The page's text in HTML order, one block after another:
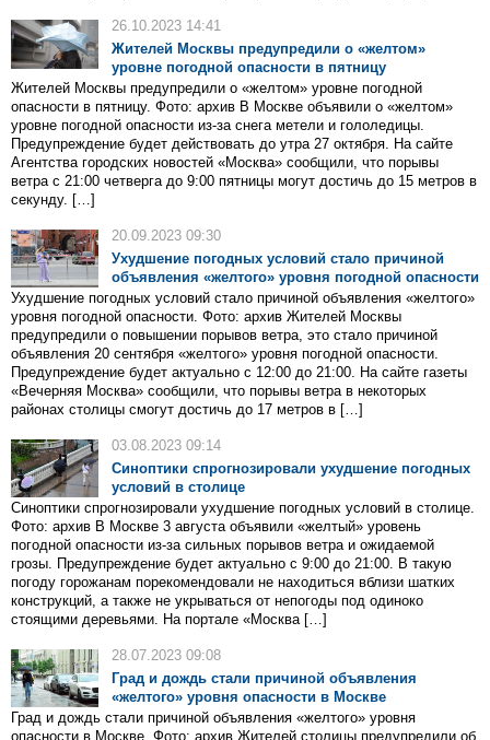
26.10.2023 14:41
Жителей Москвы предупредили о «желтом»
уровне погодной опасности в пятницу
Жителей Москвы предупредили о «желтом» уровне погодной
опасности в пятницу. Фото: архив В Москве объявили о «желтом»
уровне погодной опасности из-за снега метели и гололедицы.
Предупреждение будет действовать до утра 27 октября. На сайте
Агентства городских новостей «Москва» сообщили, что порывы
ветра с 21:00 четверга до 9:00 пятницы могут достичь до 15 метров в
секунду. […]
20.09.2023 09:30
Ухудшение погодных условий стало причиной
объявления «желтого» уровня погодной опасности
Ухудшение погодных условий стало причиной объявления «желтого»
уровня погодной опасности. Фото: архив Жителей Москвы
предупредили о повышении порывов ветра, это стало причиной
объявления 20 сентября «желтого» уровня погодной опасности.
Предупреждение будет актуально с 12:00 до 21:00. На сайте газеты
«Вечерняя Москва» сообщили, что порывы ветра в некоторых
районах столицы смогут достичь до 17 метров в […]
03.08.2023 09:14
Синоптики спрогнозировали ухудшение погодных
условий в столице
Синоптики спрогнозировали ухудшение погодных условий в столице.
Фото: архив В Москве 3 августа объявили «желтый» уровень
погодной опасности из-за сильных порывов ветра и ожидаемой
грозы. Предупреждение будет актуально с 9:00 до 21:00. В такую
погоду горожанам порекомендовали не находиться вблизи шатких
конструкций, а также не укрываться от непогоды под одиноко
стоящими деревьями. На портале «Москва […]
28.07.2023 09:08
Град и дождь стали причиной объявления
«желтого» уровня опасности в Москве
Град и дождь стали причиной объявления «желтого» уровня
опасности в Москве. Фото: архив Жителей столицы предупредили об